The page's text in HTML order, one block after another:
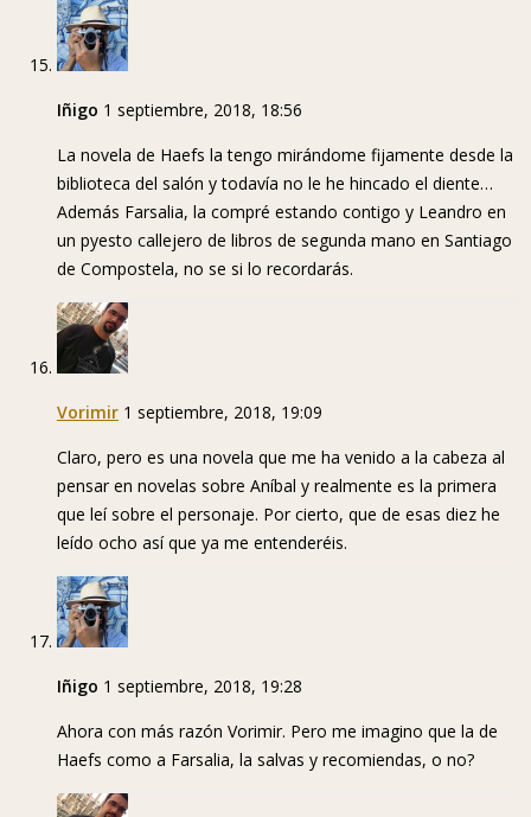
Iñigo 1 septiembre, 2018, 18:56
La novela de Haefs la tengo mirándome fijamente desde la
biblioteca del salón y todavía no le he hincado el diente…
Además Farsalia, la compré estando contigo y Leandro en
un pyesto callejero de libros de segunda mano en Santiago
de Compostela, no se si lo recordarás.
Vorimir 1 septiembre, 2018, 19:09
Claro, pero es una novela que me ha venido a la cabeza al
pensar en novelas sobre Aníbal y realmente es la primera
que leí sobre el personaje. Por cierto, que de esas diez he
leído ocho así que ya me entenderéis.
Iñigo 1 septiembre, 2018, 19:28
Ahora con más razón Vorimir. Pero me imagino que la de
Haefs como a Farsalia, la salvas y recomiendas, o no?